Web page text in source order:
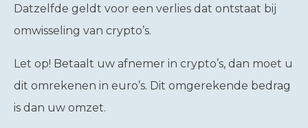
Datzelfde geldt voor een verlies dat ontstaat bij
omwisseling van crypto’s.
Let op! Betaalt uw afnemer in crypto’s, dan moet u
dit omrekenen in euro’s. Dit omgerekende bedrag
is dan uw omzet.